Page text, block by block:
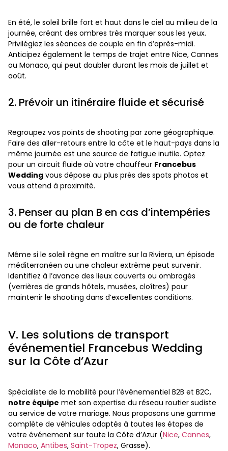
En été, le soleil brille fort et haut dans le ciel au milieu de la
journée, créant des ombres très marquer sous les yeux.
Privilégiez les séances de couple en fin d’après-midi.
Anticipez également le temps de trajet entre Nice, Cannes
ou Monaco, qui peut doubler durant les mois de juillet et
août.
2. Prévoir un itinéraire fluide et sécurisé
Regroupez vos points de shooting par zone géographique.
Faire des aller-retours entre la côte et le haut-pays dans la
même journée est une source de fatigue inutile. Optez
pour un circuit fluide où votre chauffeur Francebus
Wedding vous dépose au plus près des spots photos et
vous attend à proximité.
3. Penser au plan B en cas d’intempéries
ou de forte chaleur
Même si le soleil règne en maître sur la Riviera, un épisode
méditerranéen ou une chaleur extrême peut survenir.
Identifiez à l’avance des lieux couverts ou ombragés
(verrières de grands hôtels, musées, cloîtres) pour
maintenir le shooting dans d’excellentes conditions.
V. Les solutions de transport
événementiel Francebus Wedding
sur la Côte d’Azur
Spécialiste de la mobilité pour l’événementiel B2B et B2C,
notre équipe met son expertise du réseau routier sudiste
au service de votre mariage. Nous proposons une gamme
complète de véhicules adaptés à toutes les étapes de
votre événement sur toute la Côte d’Azur (Nice, Cannes,
Monaco, Antibes, Saint-Tropez, Grasse).